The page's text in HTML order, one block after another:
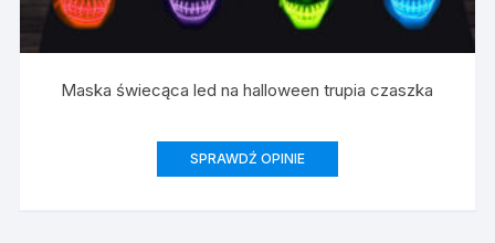
Maska świecąca led na halloween trupia czaszka
SPRAWDŹ OPINIE